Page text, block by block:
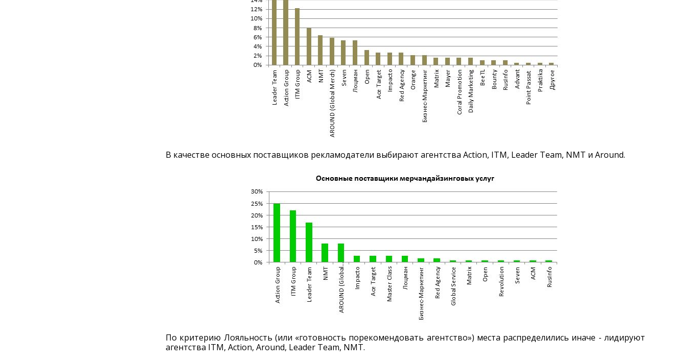
В качестве основных поставщиков рекламодатели выбирают агентства Action, ITM, Leader Team, NMT и Around.
По критерию Лояльность (или «готовность порекомендовать агентство») места распределились иначе - лидируют
агентства ITM, Action, Around, Leader Team, NMT.